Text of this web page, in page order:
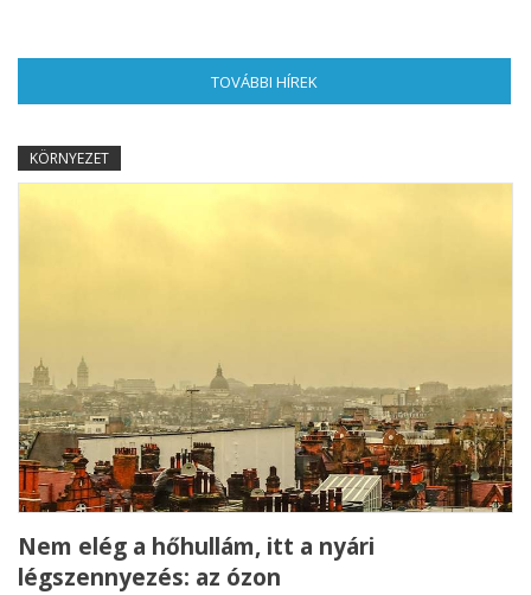
TOVÁBBI HÍREK
KÖRNYEZET
Nem elég a hőhullám, itt a nyári
légszennyezés: az ózon